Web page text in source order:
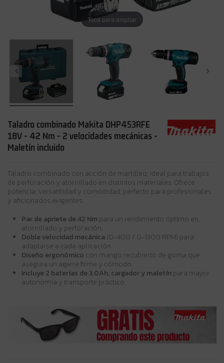
Toca para ampliar
Taladro combinado Makita DHP453RFE
18V - 42 Nm - 2 velocidades mecánicas -
Maletín incluido
Taladro combinado con acción de martilleo, ideal para trabajos
de perforación y atornillado en distintos materiales. Ofrece
potencia, versatilidad y comodidad, perfecto para profesionales
y aficionados exigentes.
Par de apriete de 42 Nm para un rendimiento óptimo en
atornillado y perforación.
Doble velocidad mecánica (0-400 / 0-1300 RPM) para
adaptarse a cada aplicación.
Diseño ergonómico con mango recubierto de goma que
asegura un agarre firme y cómodo.
Incluye 2 baterías de 3.0Ah, cargador y maletín para mayor
autonomía y transporte práctico.